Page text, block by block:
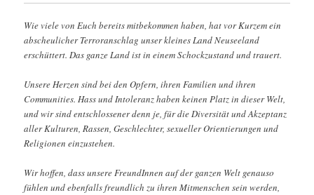
Wie viele von Euch bereits mitbekommen haben, hat vor Kurzem ein
abscheulicher Terroranschlag unser kleines Land Neuseeland
erschüttert. Das ganze Land ist in einem Schockzustand und trauert.
Unsere Herzen sind bei den Opfern, ihren Familien und ihren
Communities. Hass und Intoleranz haben keinen Platz in dieser Welt,
und wir sind entschlossener denn je, für die Diversität und Akzeptanz
aller Kulturen, Rassen, Geschlechter, sexueller Orientierungen und
Religionen einzustehen.
Wir hoffen, dass unsere FreundInnen auf der ganzen Welt genauso
fühlen und ebenfalls freundlich zu ihren Mitmenschen sein werden,